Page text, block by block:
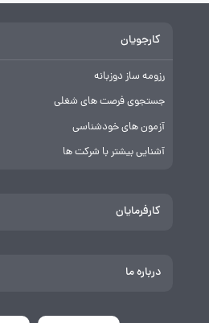
کارجویان
رزومه ساز دوزبانه
جستجوی فرصت های شغلی
آزمون های خودشناسی
آشنایی بیشتر با شرکت ها
کارفرمایان
درباره ما